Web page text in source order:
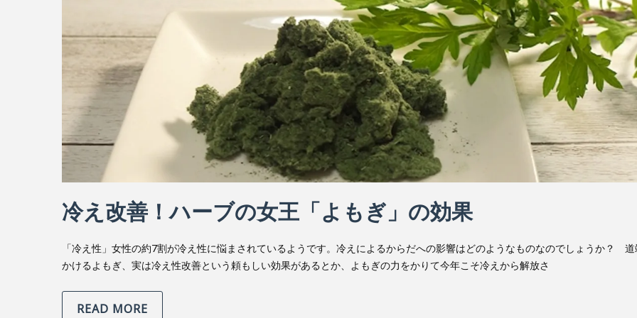
冷え改善！ハーブの女王「よもぎ」の効果
「冷え性」女性の約7割が冷え性に悩まされているようです。冷えによるからだへの影響はどのようなものなのでしょうか？
かけるよもぎ、実は冷え性改善という頼もしい効果があるとか、よもぎの力をかりて今年こそ冷えから解放さ
READ MORE